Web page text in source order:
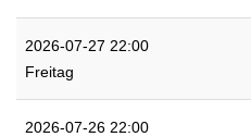
2026-07-27 22:00
Freitag
2026-07-26 22:00